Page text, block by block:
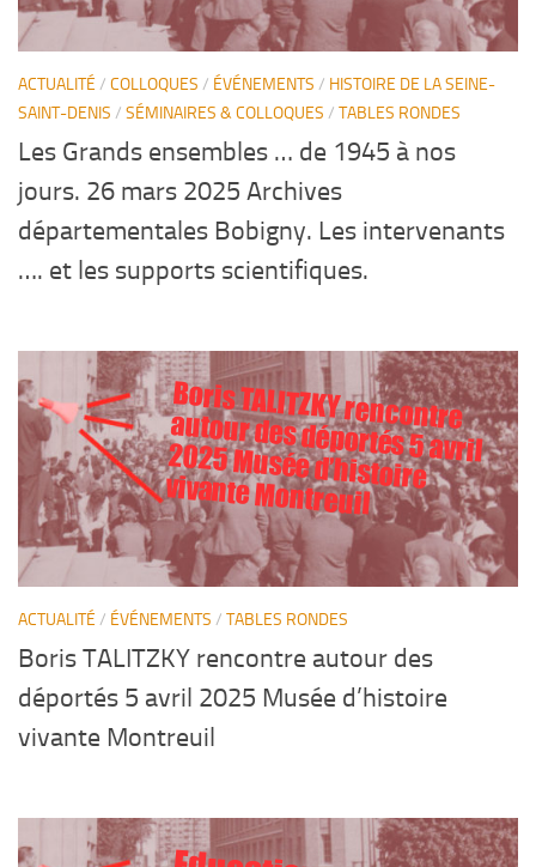
ACTUALITÉ / COLLOQUES / ÉVÉNEMENTS / HISTOIRE DE LA SEINE-
SAINT-DENIS / SÉMINAIRES & COLLOQUES / TABLES RONDES
Les Grands ensembles … de 1945 à nos
jours. 26 mars 2025 Archives
départementales Bobigny. Les intervenants
…. et les supports scientifiques.
Boris TALITZKY rencontre
autour des déportés 5 avril
2025 Musée d’histoire
vivante Montreuil
ACTUALITÉ / ÉVÉNEMENTS / TABLES RONDES
Boris TALITZKY rencontre autour des
déportés 5 avril 2025 Musée d’histoire
vivante Montreuil